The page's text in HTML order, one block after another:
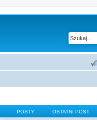
POSTY OSTATNI POST